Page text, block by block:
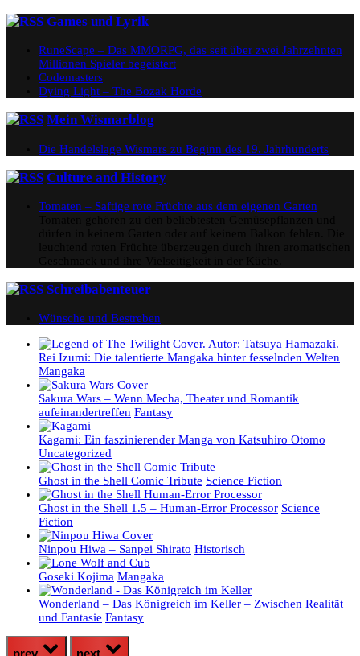
Games und Lyrik
RuneScape – Das MMORPG, das seit über zwei Jahrzehnten
Millionen Spieler begeistert
Codemasters
Dying Light – The Bozak Horde
Mein Wismarblog
Die Handelslage Wismars zu Beginn des 19. Jahrhunderts
Culture and History
Tomaten – Saftige rote Früchte aus dem eigenen Garten
Schreibabenteuer
Wünsche und Bestreben
Rei Izumi: Die talentierte Mangaka hinter fesselnden Welten
Mangaka
Sakura Wars – Wenn Mecha, Theater und Romantik
aufeinandertreffen Fantasy
Kagami: Ein faszinierender Manga von Katsuhiro Otomo
Uncategorized
Ghost in the Shell Comic Tribute Science Fiction
Ghost in the Shell 1.5 – Human-Error Processor Science
Fiction
Ninpou Hiwa – Sanpei Shirato Historisch
Goseki Kojima Mangaka
Wonderland – Das Königreich im Keller – Zwischen Realität
und Fantasie Fantasy